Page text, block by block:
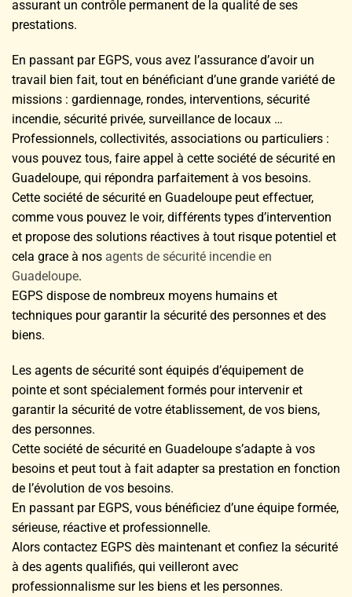
assurant un contrôle permanent de la qualité de ses
prestations.
En passant par EGPS, vous avez l’assurance d’avoir un
travail bien fait, tout en bénéficiant d’une grande variété de
missions : gardiennage, rondes, interventions, sécurité
incendie, sécurité privée, surveillance de locaux …
Professionnels, collectivités, associations ou particuliers :
vous pouvez tous, faire appel à cette société de sécurité en
Guadeloupe, qui répondra parfaitement à vos besoins.
Cette société de sécurité en Guadeloupe peut effectuer,
comme vous pouvez le voir, différents types d’intervention
et propose des solutions réactives à tout risque potentiel et
cela grace à nos agents de sécurité incendie en
Guadeloupe.
EGPS dispose de nombreux moyens humains et
techniques pour garantir la sécurité des personnes et des
biens.
Les agents de sécurité sont équipés d’équipement de
pointe et sont spécialement formés pour intervenir et
garantir la sécurité de votre établissement, de vos biens,
des personnes.
Cette société de sécurité en Guadeloupe s’adapte à vos
besoins et peut tout à fait adapter sa prestation en fonction
de l’évolution de vos besoins.
En passant par EGPS, vous bénéficiez d’une équipe formée,
sérieuse, réactive et professionnelle.
Alors contactez EGPS dès maintenant et confiez la sécurité
à des agents qualifiés, qui veilleront avec
professionnalisme sur les biens et les personnes.